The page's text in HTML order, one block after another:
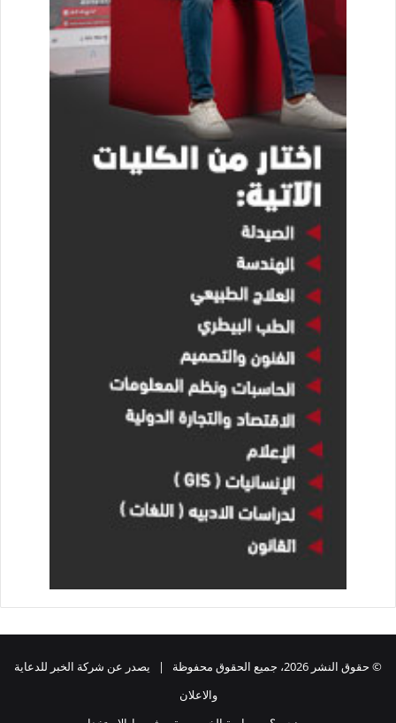
© حقوق النشر 2026، جميع الحقوق محفوظة | يصدر عن شركة الخبر للدعاية
والاعلان